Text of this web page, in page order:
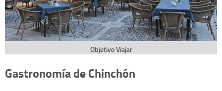
Objetivo Viajar
Gastronomía de Chinchón